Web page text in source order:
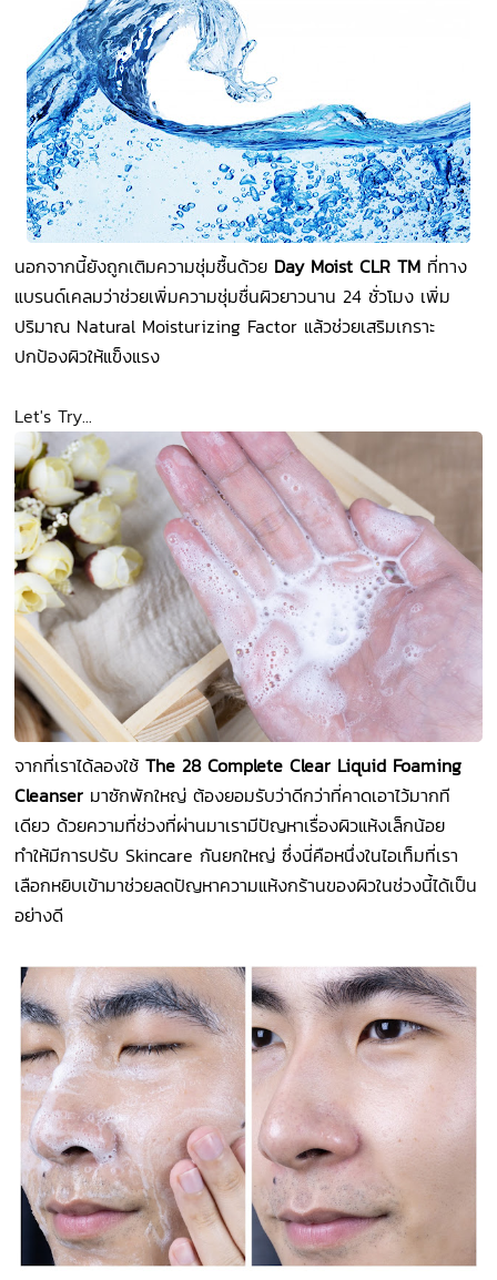
นอกจากนี้ยังถูกเติมความชุ่มชื้นด้วย Day Moist CLR TM ที่ทาง
แบรนด์เคลมว่าช่วยเพิ่มความชุ่มชื่นผิวยาวนาน 24 ชั่วโมง เพิ่ม
ปริมาณ Natural Moisturizing Factor แล้วช่วยเสริมเกราะ
ปกป้องผิวให้แข็งแรง
Let's Try...
จากที่เราได้ลองใช้The 28 Complete Clear Liquid Foaming
Cleanser มาซักพักใหญ่ ต้องยอมรับว่าดีกว่าที่คาดเอาไว้มากที
เดียว ด้วยความที่ช่วงที่ผ่านมาเรามีปัญหาเรื่องผิวแห้งเล็กน้อย
ทำให้มีการปรับ Skincare กันยกใหญ่ ซึ่งนี่คือหนึ่งในไอเท็มที่เรา
เลือกหยิบเข้ามาช่วยลดปัญหาความแห้งกร้านของผิวในช่วงนี้ได้เป็น
อย่างดี